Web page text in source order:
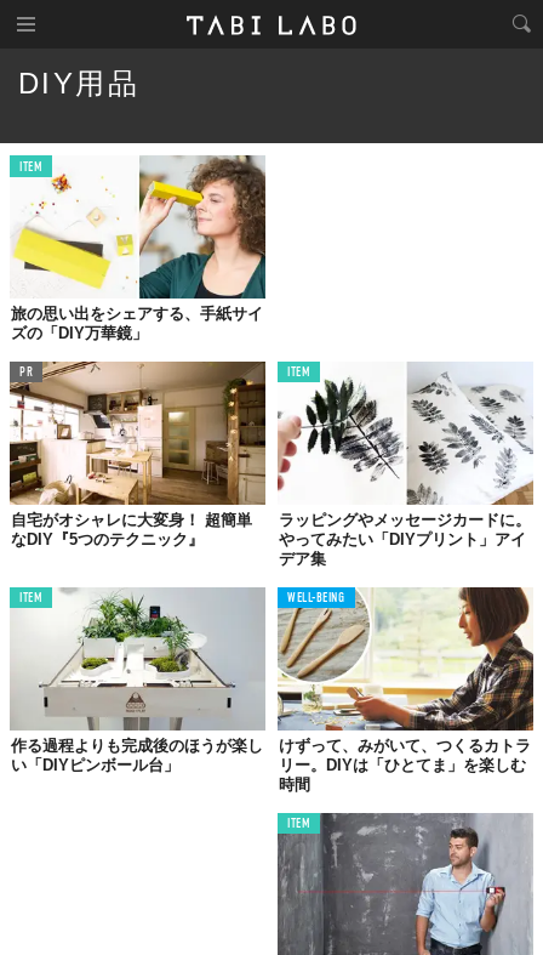
DIY用品
ITEM
旅の思い出をシェアする、手紙サイ
ズの「DIY万華鏡」
PR
自宅がオシャレに大変身！ 超簡単
なDIY『5つのテクニック』
ITEM
ラッピングやメッセージカードに。
やってみたい「DIYプリント」アイ
デア集
ITEM
作る過程よりも完成後のほうが楽し
い「DIYピンボール台」
WELL-BEING
けずって、みがいて、つくるカトラ
リー。DIYは「ひとてま」を楽しむ
時間
ITEM